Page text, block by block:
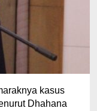
kasus
Dhahana